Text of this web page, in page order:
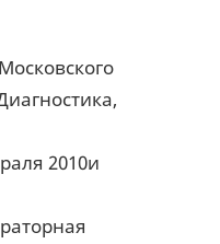
2010и